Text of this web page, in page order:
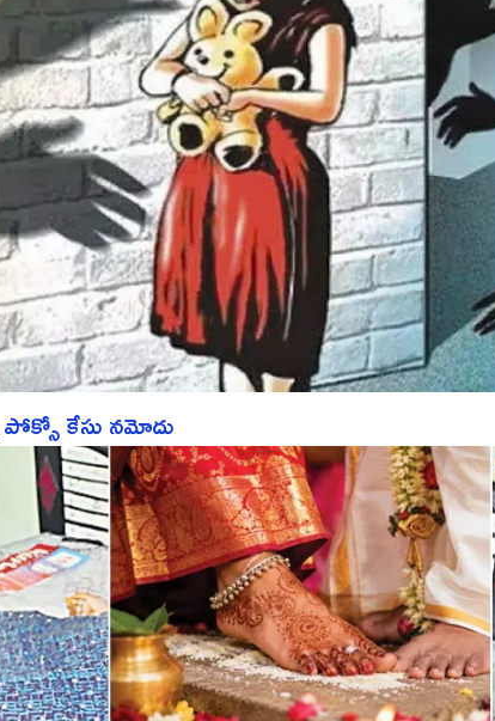
పోక్సో కేసు నమోదు